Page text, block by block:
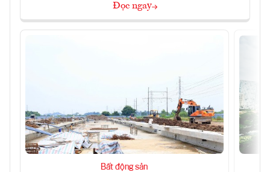
Đọc ngay
Bất động sản